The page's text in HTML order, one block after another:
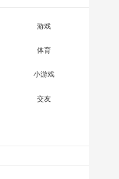
游戏
体育
小游戏
交友